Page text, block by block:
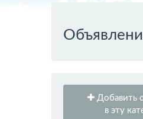
Добавить
в эту